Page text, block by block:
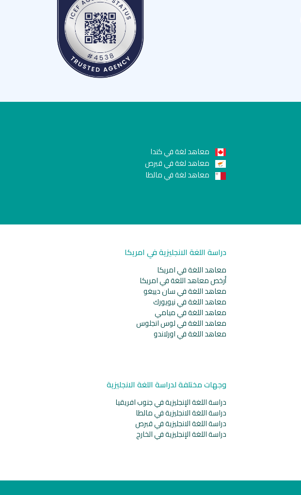
معاهد لغة في كندا
معاهد لغة في قبرص
معاهد لغة في مالطا
دراسة اللغة الانجليزية في امريكا
معاهد اللغة في امريكا
أرخص معاهد اللغة في امريكا
معاهد اللغة في سان دييغو
معاهد اللغة في نيويورك
معاهد اللغة في ميامي
معاهد اللغة في لوس انجلوس
معاهد اللغة في اورلاندو
وجهات مختلفة لدراسة اللغة الانجليزية
دراسة اللغة الإنجليزية في جنوب افريقيا
دراسة اللغة الانجليزية في مالطا
دراسة اللغة الانجليزية في قبرص
دراسة اللغة الإنجليزية في الخارج